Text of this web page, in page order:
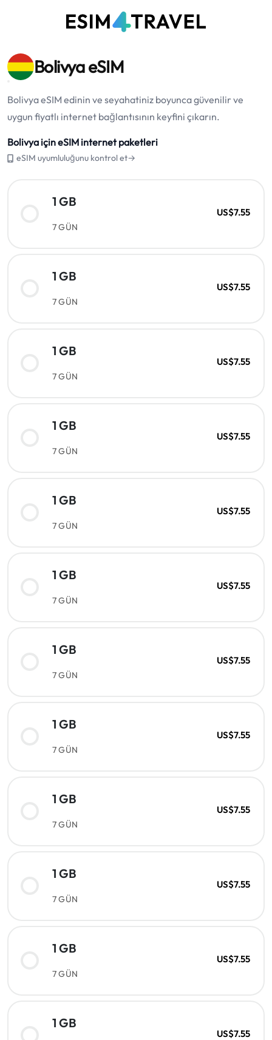
Bolivya eSIM
Bolivya eSIM edinin ve seyahatiniz boyunca güvenilir ve
uygun fiyatlı internet bağlantısının keyfini çıkarın.
Bolivya için eSIM internet paketleri
eSIM uyumluluğunu kontrol et→
1 GB
7 GÜN
US$7.55
1 GB
7 GÜN
US$7.55
1 GB
7 GÜN
US$7.55
1 GB
7 GÜN
US$7.55
1 GB
7 GÜN
US$7.55
1 GB
7 GÜN
US$7.55
1 GB
7 GÜN
US$7.55
1 GB
7 GÜN
US$7.55
1 GB
7 GÜN
US$7.55
1 GB
7 GÜN
US$7.55
1 GB
7 GÜN
US$7.55
1 GB
US$7.55